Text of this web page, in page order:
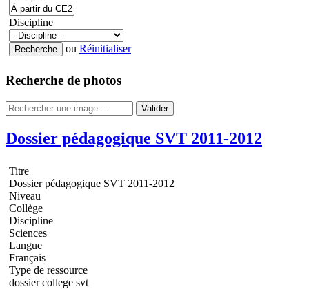
Discipline
ou Réinitialiser
Recherche de photos
Valider
Dossier pédagogique SVT 2011-2012
Titre
Dossier pédagogique SVT 2011-2012
Niveau
Collège
Discipline
Sciences
Langue
Français
Type de ressource
dossier college svt